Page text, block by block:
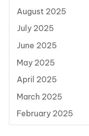
August 2025
July 2025
June 2025
May 2025
April 2025
March 2025
February 2025